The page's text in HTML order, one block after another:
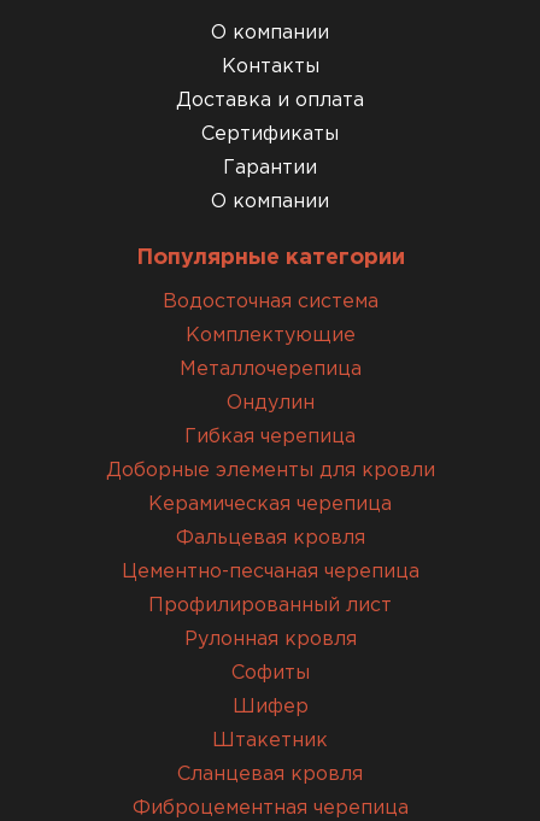
О компании
Контакты
Доставка и оплата
Сертификаты
Гарантии
О компании
Популярные категории
Водосточная система
Комплектующие
Металлочерепица
Ондулин
Гибкая черепица
Доборные элементы для кровли
Керамическая черепица
Фальцевая кровля
Цементно-песчаная черепица
Профилированный лист
Рулонная кровля
Софиты
Шифер
Штакетник
Сланцевая кровля
Фиброцементная черепица